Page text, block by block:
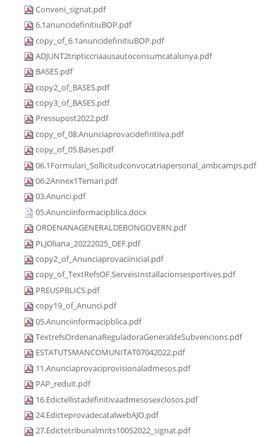
Conveni_signat.pdf
6.1anuncidefinitiuBOP.pdf
copy_of_6.1anuncidefinitiuBOP.pdf
ADJUNT2tripticcriaausautoconsumcatalunya.pdf
BASES.pdf
copy2_of_BASES.pdf
copy3_of_BASES.pdf
Pressupost2022.pdf
copy_of_08.Anunciaprovacidefintiiva.pdf
copy_of_05.Bases.pdf
06.1Formulari_Sollicitudconvocatriapersonal_ambcamps.pdf
06.2Annex1Temari.pdf
03.Anunci.pdf
05.Anunciinformacipblica.docx
ORDENANAGENERALDEBONGOVERN.pdf
PLJOliana_20222025_DEF.pdf
copy2_of_Anunciaprovaciinicial.pdf
copy_of_TextRefsOF.ServeisInstallacionsesportives.pdf
PREUSPBLICS.pdf
copy19_of_Anunci.pdf
05.Anunciinformacipblica.pdf
TextrefsOrdenanaReguladoraGeneraldeSubvencions.pdf
ESTATUTSMANCOMUNITAT07042022.pdf
11.Anunciaprovaciprovisionaladmesos.pdf
PAP_reduit.pdf
16.Edictellistadefinitivaadmesosexclosos.pdf
24.EdicteprovadecatalwebAJO.pdf
27.Edictetribunalmrits10052022_signat.pdf